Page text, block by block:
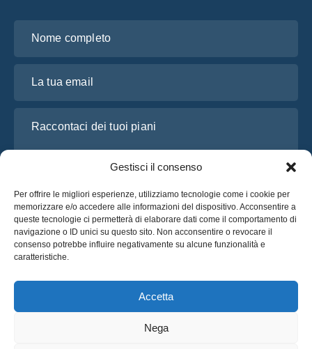
Gestisci il consenso
Per offrire le migliori esperienze, utilizziamo tecnologie come i cookie per
memorizzare e/o accedere alle informazioni del dispositivo. Acconsentire a
queste tecnologie ci permetterà di elaborare dati come il comportamento di
navigazione o ID unici su questo sito. Non acconsentire o revocare il
consenso potrebbe influire negativamente su alcune funzionalità e
caratteristiche.
Accetta
Nega
Ho letto e accetto l’
Richiedi un preventivo
Richiedi un preventivo